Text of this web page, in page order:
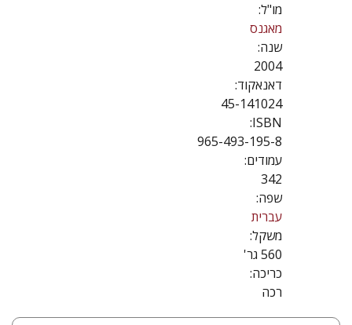
מו"ל:
מאגנס
שנה:
2004
דאנאקוד:
45-141024
ISBN:
965-493-195-8
עמודים:
342
שפה:
עברית
משקל:
560 גר'
כריכה:
רכה